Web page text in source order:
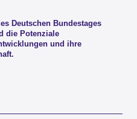
Deutschen Bundestages
die Potenziale
und ihre